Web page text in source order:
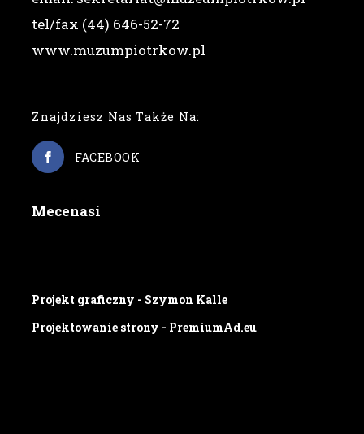
tel/fax (44) 646-52-72
www.muzumpiotrkow.pl
Znajdziesz Nas Także Na:
FACEBOOK
Mecenasi
Projekt graficzny - Szymon Kalle
Projektowanie strony - PremiumAd.eu